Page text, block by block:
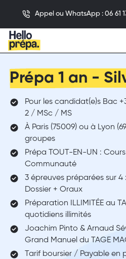
Appel ou WhatsApp : 06 61
Prépa 1 an -
Pour les candidat(e)s Bac
2 / MSc / MS
À Paris (75009) ou à Lyon
groupes
Prépa TOUT-EN-UN :
Communauté
3 épreuves préparées sur 4
Dossier + Oraux
Préparation ILLIMITÉE au
quotidiens illimités
Joachim Pinto & Arnaud
Grand Manuel du TAGE
Tarif boursier / Payable en